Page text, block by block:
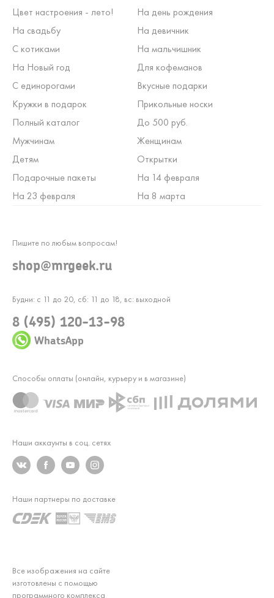
Цвет настроения - лето!
На день рождения
На свадьбу
На девичник
С котиками
На мальчишник
На Новый год
Для кофеманов
С единорогами
Вкусные подарки
Кружки в подарок
Прикольные носки
Полный каталог
До 500 руб.
Мужчинам
Женщинам
Детям
Открытки
Подарочные пакеты
На 14 февраля
На 23 февраля
На 8 марта
Будни: с 11 до 20, сб: 11 до 18, вс: выходной
8 (495) 120-13-98
WhatsApp
Пишите по любым вопросам!
shop@mrgeek.ru
Наши аккаунты в соц. сетях
Все изображения на сайте
изготовлены с помощью
программного комплекса
Способы оплаты (онлайн, курьеру и в магазине)
Наши партнеры по доставке